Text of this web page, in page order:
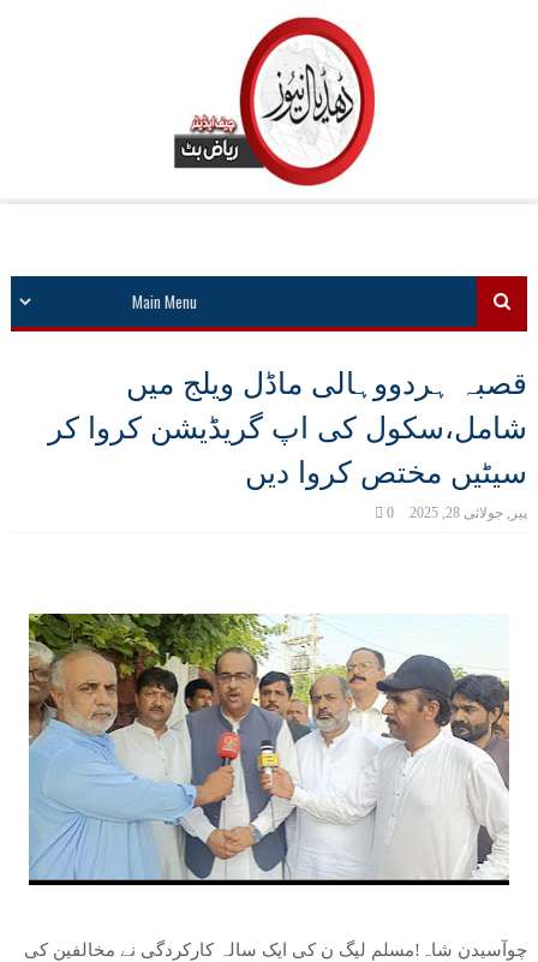
قصبہ ہردووہالی ماڈل ویلج میں
شامل،سکول کی اپ گریڈیشن کروا کر
سیٹیں مختص کروا دیں
پیر, جولائی 28, 2025 0
چوآسیدن شاہ!مسلم لیگ ن کی ایک سالہ کارکردگی نے مخالفین کی